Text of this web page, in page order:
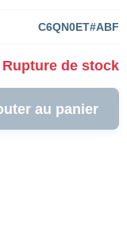
C6QN0ET#ABF
Rupture de stock
au panier